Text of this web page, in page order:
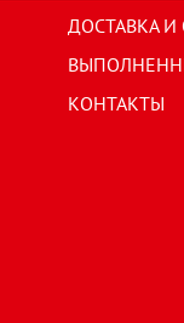
ДОСТАВКА И
КОНТАКТЫ